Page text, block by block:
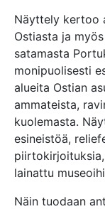
Näyttely kertoo
Ostiasta ja
satamasta
monipuolisesti
alueita Ostian
ammateista,
kuolemasta.
esineistöä,
lainattu
Näin tuodaan